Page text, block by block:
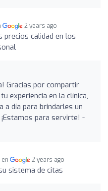
2 years ago
precios calidad en los
Gracias por compartir
experiencia en la clínica,
a día para brindarles un
para servirte! -
en 2 years ago
sistema de citas